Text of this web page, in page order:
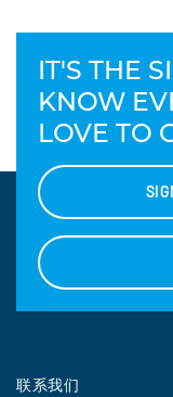
IT'S THE
KNOW
LOVE TO
联系我们